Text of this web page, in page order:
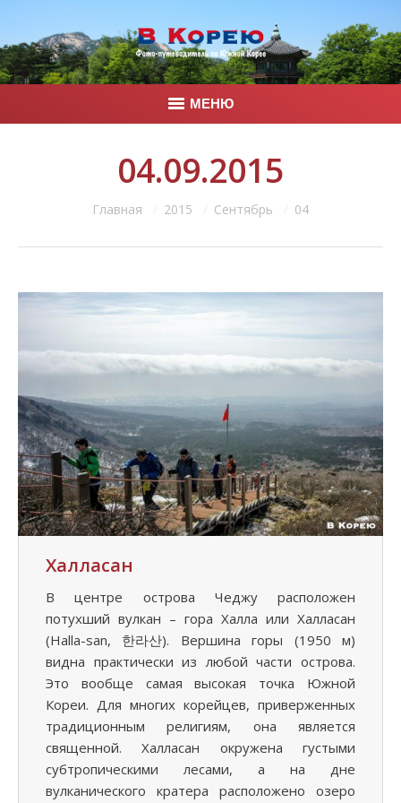
МЕНЮ
04.09.2015
Главная 2015 Сентябрь 04
Халласан
В центре острова Чеджу расположен
потухший вулкан – гора Халла или Халласан
(Halla-san, 한라산). Вершина горы (1950 м)
видна практически из любой части острова.
Это вообще самая высокая точка Южной
Кореи. Для многих корейцев, приверженных
традиционным религиям, она является
священной. Халласан окружена густыми
субтропическими лесами, а на дне
вулканического кратера расположено озеро